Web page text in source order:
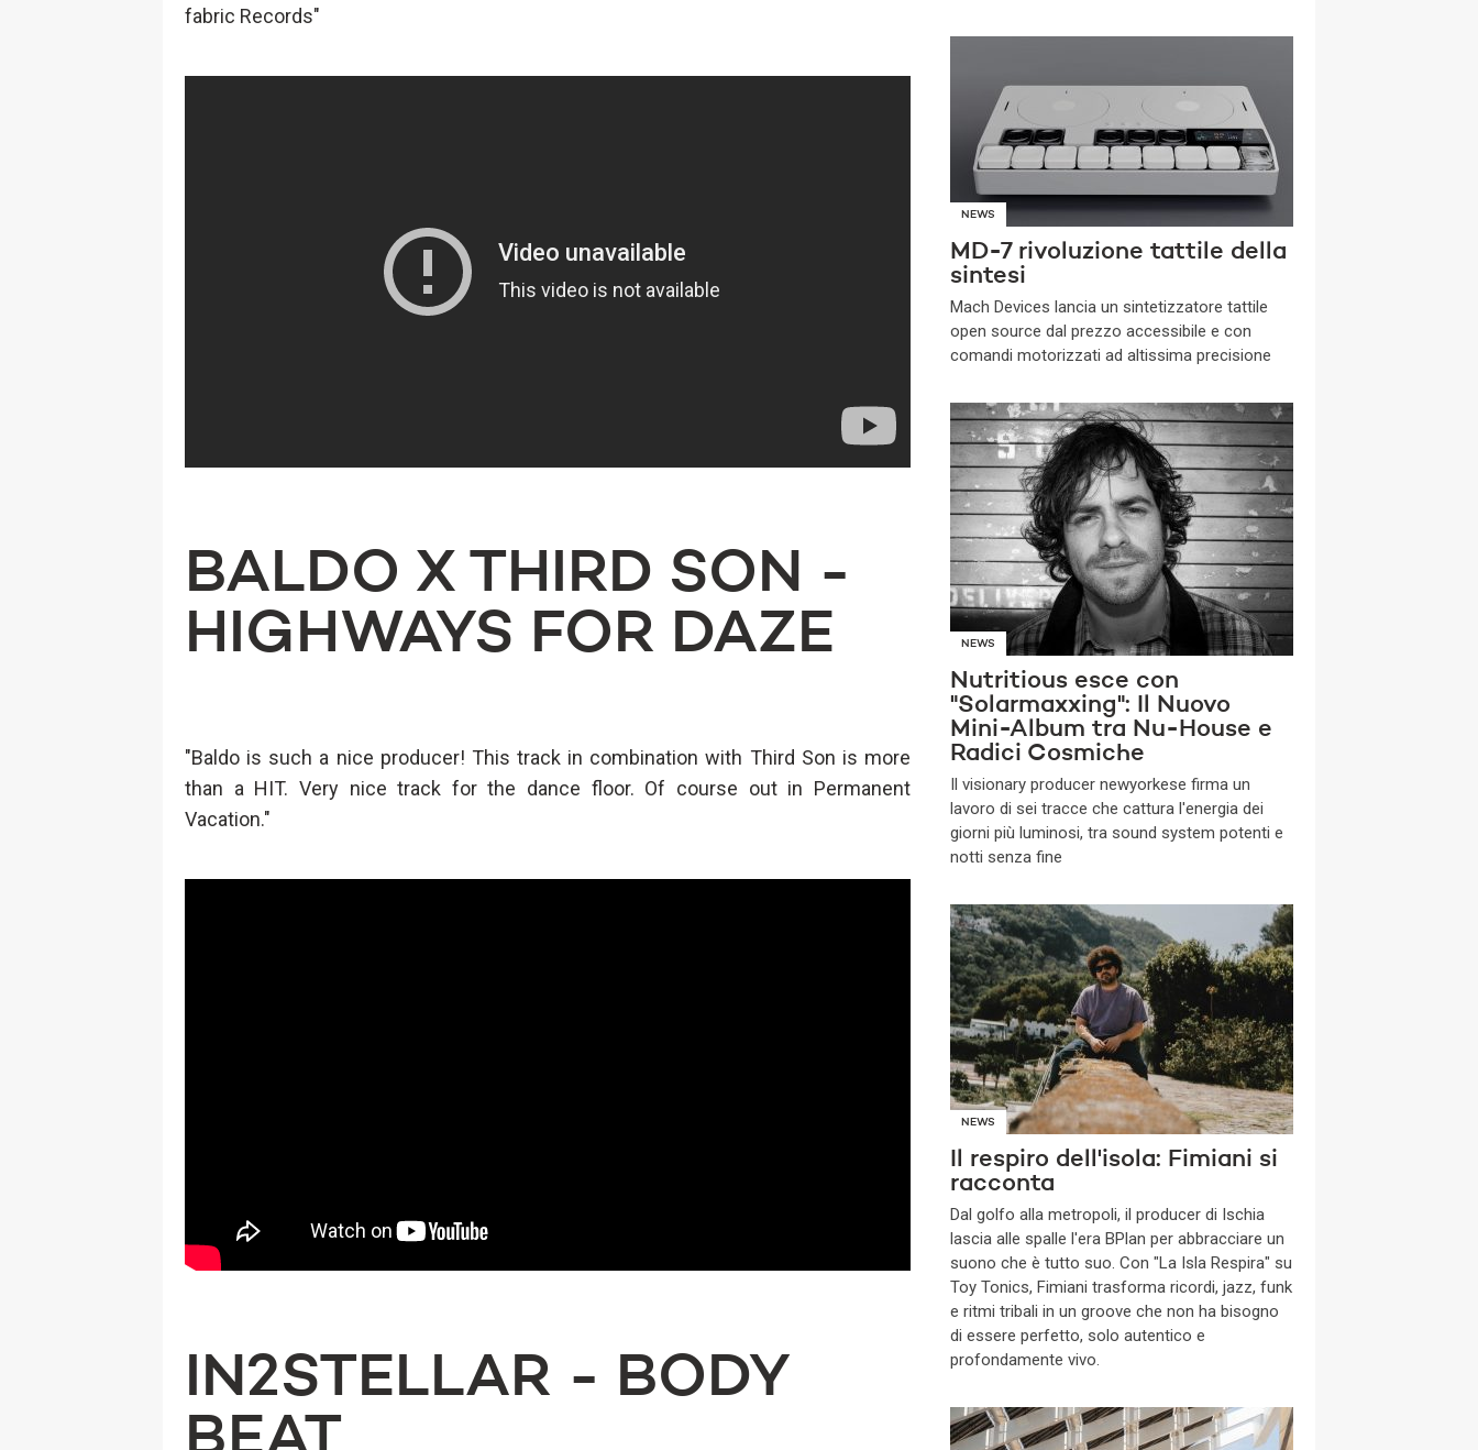
fabric Records"
BALDO X THIRD SON -
HIGHWAYS FOR DAZE
"Baldo is such a nice producer! This track in combination with Third Son is more
than a HIT. Very nice track for the dance floor. Of course out in Permanent
Vacation."
IN2STELLAR - BODY
NEWS
MD-7 rivoluzione tattile della
sintesi
Mach Devices lancia un sintetizzatore tattile
open source dal prezzo accessibile e con
comandi motorizzati ad altissima precisione
NEWS
Nutritious esce con
"Solarmaxxing": Il Nuovo
Mini-Album tra Nu-House e
Radici Cosmiche
Il visionary producer newyorkese firma un
lavoro di sei tracce che cattura l'energia dei
giorni più luminosi, tra sound system potenti e
notti senza fine
NEWS
Il respiro dell'isola: Fimiani si
racconta
Dal golfo alla metropoli, il producer di Ischia
lascia alle spalle l'era BPlan per abbracciare un
suono che è tutto suo. Con "La Isla Respira" su
Toy Tonics, Fimiani trasforma ricordi, jazz, funk
e ritmi tribali in un groove che non ha bisogno
di essere perfetto, solo autentico e
profondamente vivo.